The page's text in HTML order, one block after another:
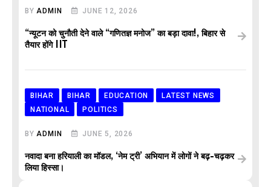
BYADMIN JUNE 12, 2026
“न्यूटन को चुनौती देने वाले “गणितज्ञ मनोज” का बड़ा दावा!, बिहार से
तैयार होंगे IIT
BIHAR BIHAR EDUCATION
LATEST NEWS
NATIONAL
POLITICS
BYADMIN JUNE 5, 2026
नवादा बना हरियाली का मॉडल, ‘नेम ट्री’ अभियान में लोगों ने बढ़-चढ़कर
लिया हिस्सा।